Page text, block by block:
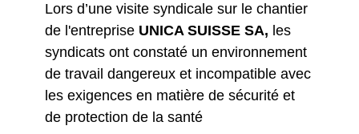
Lors d’une visite syndicale sur le chantier
de l'entreprise UNICA SUISSE SA, les
syndicats ont constaté un environnement
de travail dangereux et incompatible avec
les exigences en matière de sécurité et
de protection de la santé